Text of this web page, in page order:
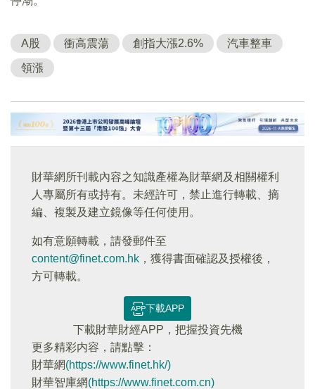
A股 衝高震蕩 創指大漲2.6% 汽車整車
領漲
財華網所刊載內容之知識產權為財華網及相關權利
人專屬所有或持有。未經許可，禁止進行轉載、摘
編、複製及建立鏡像等任何使用。
如有意願轉載，請發郵件至
content@finet.com.hk ，獲得書面確認及授權後，
方可轉載。
下載APP
下載財華財經APP，把握投資先機
更多精彩内容，請點擊：
財華網(https://www.finet.hk/)
財華智庫網(https://www.finet.com.cn)